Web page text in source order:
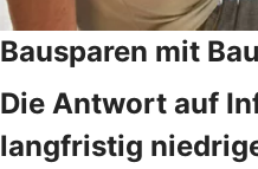
Bausparen mit
Die Antwort auf
langfristig